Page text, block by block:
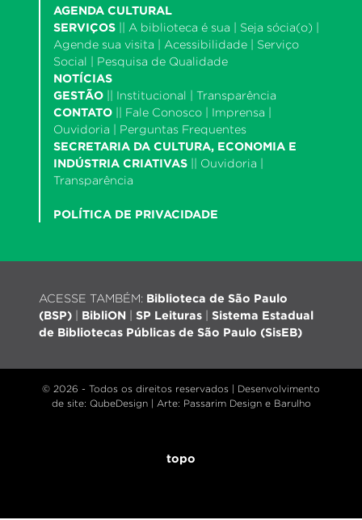
AGENDA CULTURAL
SERVIÇOS
A biblioteca é sua Seja sócia(o)
Agende sua visita
Acessibilidade
Serviço
Social
Pesquisa de Qualidade
NOTÍCIAS
GESTÃO
Institucional
Transparência
CONTATO
Fale Conosco Imprensa
Ouvidoria
Perguntas Frequentes
SECRETARIA DA CULTURA, ECONOMIA E
INDÚSTRIA CRIATIVAS
Ouvidoria
Transparência
POLÍTICA DE PRIVACIDADE
ACESSE TAMBÉM: Biblioteca de São Paulo
(BSP)
BibliON SP Leituras
Sistema Estadual
de Bibliotecas Públicas de São Paulo (SisEB)
© 2026 - Todos os direitos reservados | Desenvolvimento
de site: QubeDesign | Arte: Passarim Design e Barulho
topo